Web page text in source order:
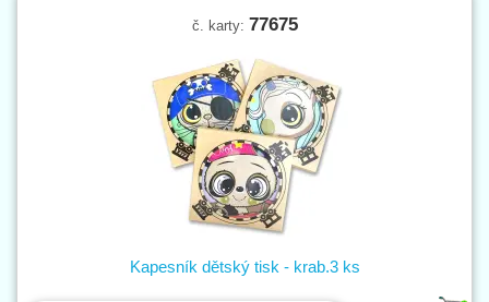
č. karty: 77675
Kapesník dětský tisk - krab.3 ks